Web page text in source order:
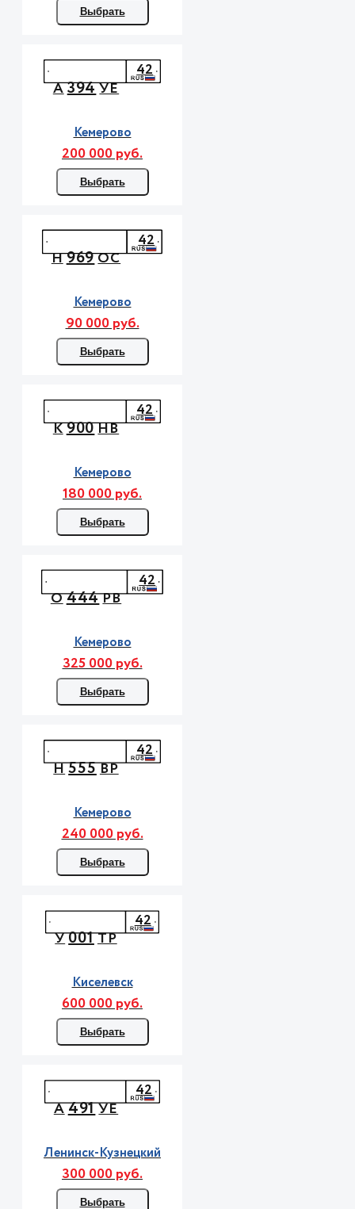
Выбрать
А394УЕ
42
Кемерово
200 000 руб.
Выбрать
Н969ОС
42
Кемерово
90 000 руб.
Выбрать
К900НВ
42
Кемерово
180 000 руб.
Выбрать
О444РВ
42
Кемерово
325 000 руб.
Выбрать
Н555ВР
42
Кемерово
240 000 руб.
Выбрать
У001ТР
42
Киселевск
600 000 руб.
Выбрать
А491УЕ
42
Ленинск-Кузнецкий
300 000 руб.
Выбрать